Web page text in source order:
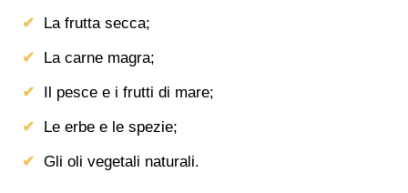
La frutta secca;
La carne magra;
Il pesce e i frutti di mare;
Le erbe e le spezie;
Gli oli vegetali naturali.